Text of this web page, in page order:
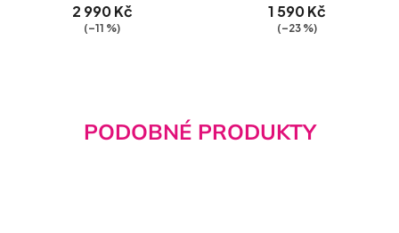
2 990 Kč
(–11 %)
1 590 Kč
(–23 %)
PODOBNÉ PRODUKTY